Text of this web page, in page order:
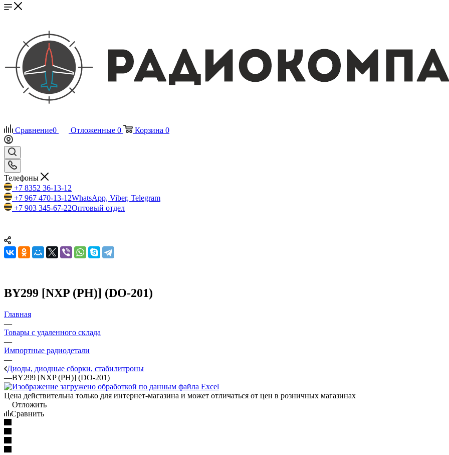
Сравнение0 Отложенные 0 Корзина 0
Телефоны
+7 8352 36-13-12
+7 967 470-13-12WhatsApp, Viber, Telegram
+7 903 345-67-22Оптовый отдел
BY299 [NXP (PH)] (DO-201)
Главная
—
Товары с удаленного склада
—
Импортные радиодетали
—
Диоды, диодные сборки, стабилитроны
—BY299 [NXP (PH)] (DO-201)
Цена действительна только для интернет-магазина и может отличаться от цен в розничных магазинах
Отложить
Сравнить